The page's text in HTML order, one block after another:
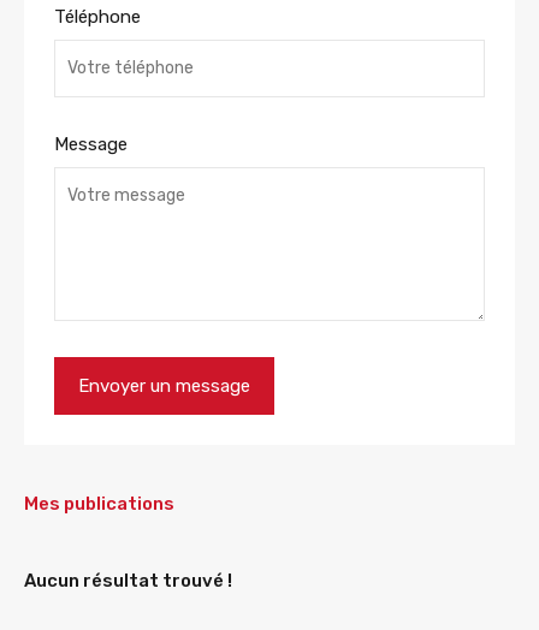
Téléphone
Message
Mes publications
Aucun résultat trouvé !